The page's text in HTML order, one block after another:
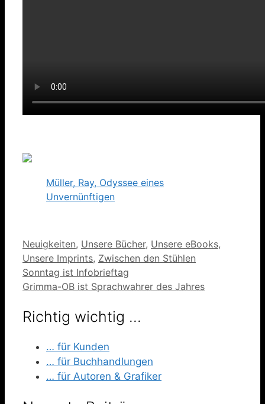
Müller, Ray, Odyssee eines
Unvernünftigen
Kategorien
Neuigkeiten, Unsere Bücher, Unsere eBooks,
Unsere Imprints, Zwischen den Stühlen
Sonntag ist Infobrieftag
Grimma-OB ist Sprachwahrer des Jahres
Richtig wichtig …
… für Kunden
… für Buchhandlungen
… für Autoren & Grafiker